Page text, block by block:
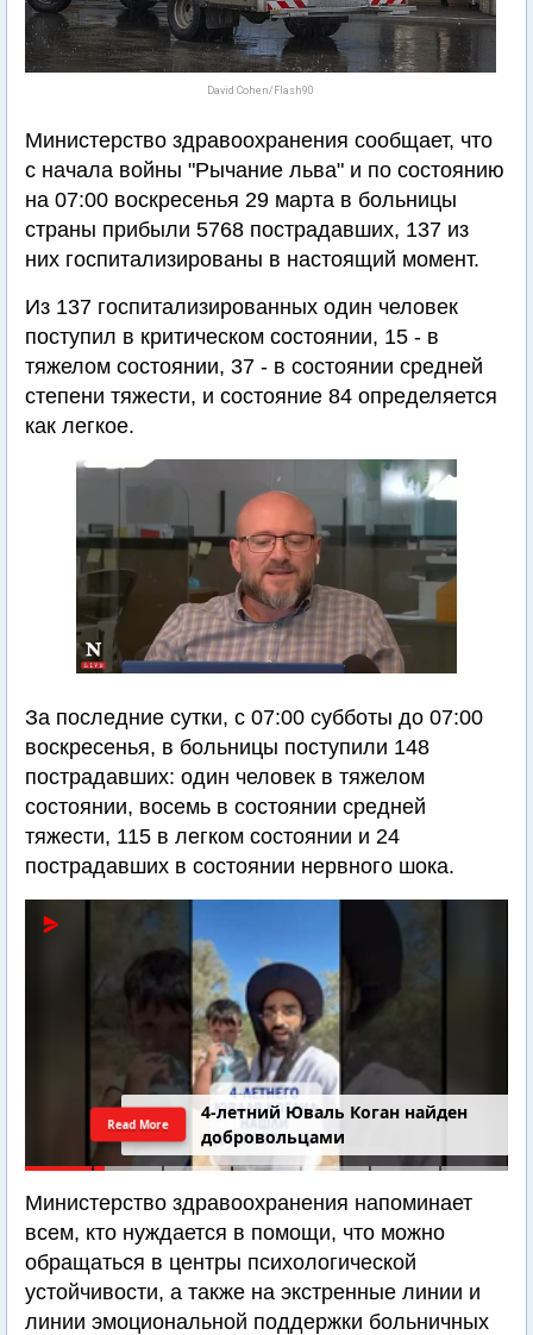
David Cohen/Flash90
Министерство здравоохранения сообщает, что
с начала войны "Рычание льва" и по состоянию
на 07:00 воскресенья 29 марта в больницы
страны прибыли 5768 пострадавших, 137 из
них госпитализированы в настоящий момент.
Из 137 госпитализированных один человек
поступил в критическом состоянии, 15 - в
тяжелом состоянии, 37 - в состоянии средней
степени тяжести, и состояние 84 определяется
как легкое.
За последние сутки, с 07:00 субботы до 07:00
воскресенья, в больницы поступили 148
пострадавших: один человек в тяжелом
состоянии, восемь в состоянии средней
тяжести, 115 в легком состоянии и 24
пострадавших в состоянии нервного шока.
4-летний Юваль Коган найден
добровольцами
Read More
Министерство здравоохранения напоминает
всем, кто нуждается в помощи, что можно
обращаться в центры психологической
устойчивости, а также на экстренные линии и
линии эмоциональной поддержки больничных